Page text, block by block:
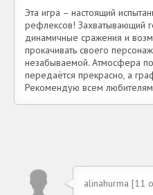
Эта игра – настоящий
рефлексов! Захватывающий
динамичные сражения и
прокачивать своего
незабываемой. Атмосфера
передаётся прекрасно, а
Рекомендую всем
alinahurma [11